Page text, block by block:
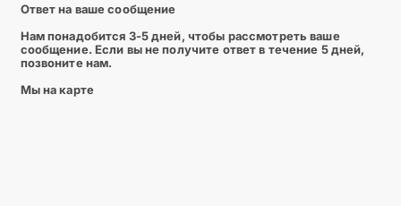
Ответ на ваше сообщение
Нам понадобится 3-5 дней, чтобы рассмотреть ваше
сообщение. Если вы не получите ответ в течение 5 дней,
позвоните нам.
Мы на карте